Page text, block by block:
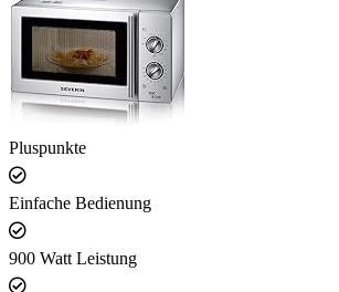
Pluspunkte
Einfache Bedienung
900 Watt Leistung